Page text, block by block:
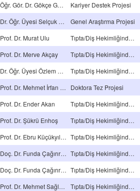
Öğr. Gör. Dr. Gökçe Gönüllü Sütçüoğlu Kariyer Destek Projesi
Dr. Öğr. Üyesi Selçuk Savaş Genel Araştırma Projesi
Prof. Dr. Murat Ulu Tıpta/Diş Hekimliğinde Uzmanlık Tez Projesi
Prof. Dr. Merve Akçay Tıpta/Diş Hekimliğinde Uzmanlık Tez Projesi
Dr. Öğr. Üyesi Özlem Çölgeçen Tıpta/Diş Hekimliğinde Uzmanlık Tez Projesi
Prof. Dr. Mehmet İrfan Karadede Doktora Tez Projesi
Prof. Dr. Ender Akan Tıpta/Diş Hekimliğinde Uzmanlık Tez Projesi
Prof. Dr. Şükrü Enhoş Tıpta/Diş Hekimliğinde Uzmanlık Tez Projesi
Prof. Dr. Ebru Küçükyılmaz İzgi Tıpta/Diş Hekimliğinde Uzmanlık Tez Projesi
Doç. Dr. Funda Çağırır Dindaroğlu Tıpta/Diş Hekimliğinde Uzmanlık Tez Projesi
Doç. Dr. Funda Çağırır Dindaroğlu Tıpta/Diş Hekimliğinde Uzmanlık Tez Projesi
Prof. Dr. Mehmet Sağlam Tıpta/Diş Hekimliğinde Uzmanlık Tez Projesi